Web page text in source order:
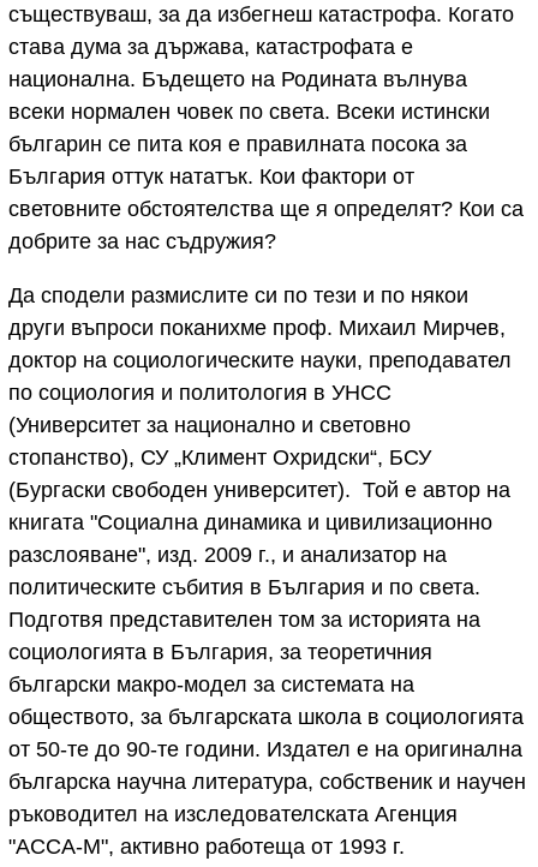
съществуваш, за да избегнеш катастрофа. Когато
става дума за държава, катастрофата е
национална. Бъдещето на Родината вълнува
всеки нормален човек по света. Всеки истински
българин се пита коя е правилната посока за
България оттук нататък. Кои фактори от
световните обстоятелства ще я определят? Кои са
добрите за нас съдружия?
Да сподели размислите си по тези и по някои
други въпроси поканихме проф. Михаил Мирчев,
доктор на социологическите науки, преподавател
по социология и политология в УНСС
(Университет за национално и световно
стопанство), СУ „Климент Охридски“, БСУ
(Бургаски свободен университет). Той е автор на
книгата "Социална динамика и цивилизационно
разслояване", изд. 2009 г., и анализатор на
политическите събития в България и по света.
Подготвя представителен том за историята на
социологията в България, за теоретичния
български макро-модел за системата на
обществото, за българската школа в социологията
от 50-те до 90-те години. Издател е на оригинална
българска научна литература, собственик и научен
ръководител на изследователската Агенция
"АССА-М", активно работеща от 1993 г.